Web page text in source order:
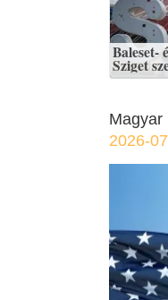
Baleset-
Sziget
Magyar
2026-